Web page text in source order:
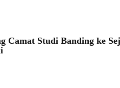
Camat Studi Banding ke